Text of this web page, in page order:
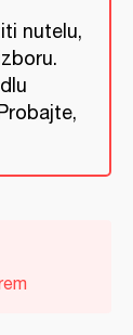
nutelu,